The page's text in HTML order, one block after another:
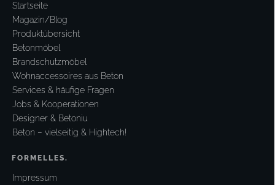
Startseite
Magazin/Blog
Produktübersicht
Betonmöbel
Brandschutzmöbel
Wohnaccessoires aus Beton
Services & häufige Fragen
Jobs & Kooperationen
Designer & Betoniu
Beton – vielseitig & Hightech!
FORMELLES.
Impressum